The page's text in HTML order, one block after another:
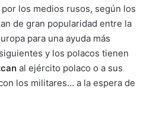
los medios rusos, según los
de gran popularidad entre la
para una ayuda más
y los polacos tienen
al ejército polaco o a sus
los militares… a la espera de